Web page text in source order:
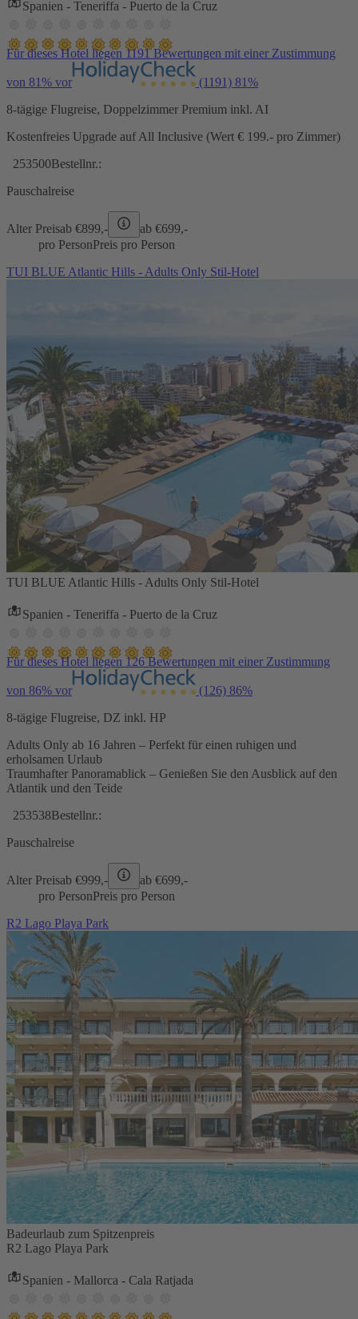
Spanien - Teneriffa - Puerto de la Cruz
Für dieses Hotel liegen 1191 Bewertungen mit einer Zustimmung
von 81% vor (1191) 81%
8-tägige Flugreise, Doppelzimmer Premium inkl. AI
Kostenfreies Upgrade auf All Inclusive (Wert € 199.- pro Zimmer)
253500Bestellnr.:
Pauschalreise
Alter Preisab €899,- ab €699,-
pro PersonPreis pro Person
TUI BLUE Atlantic Hills - Adults Only Stil-Hotel
TUI BLUE Atlantic Hills - Adults Only Stil-Hotel
Spanien - Teneriffa - Puerto de la Cruz
Für dieses Hotel liegen 126 Bewertungen mit einer Zustimmung
von 86% vor (126) 86%
8-tägige Flugreise, DZ inkl. HP
Adults Only ab 16 Jahren – Perfekt für einen ruhigen und
erholsamen Urlaub
Traumhafter Panoramablick – Genießen Sie den Ausblick auf den
Atlantik und den Teide
253538Bestellnr.:
Pauschalreise
Alter Preisab €999,- ab €699,-
pro PersonPreis pro Person
R2 Lago Playa Park
Badeurlaub zum Spitzenpreis
R2 Lago Playa Park
Spanien - Mallorca - Cala Ratjada